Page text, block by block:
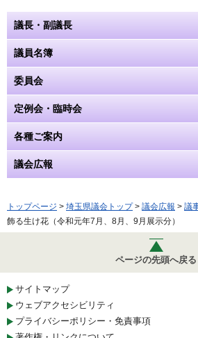
議長・副議長
議員名簿
委員会
定例会・臨時会
各種ご案内
議会広報
トップページ > 埼玉県議会トップ> 議会広報 > 議
飾る生け花（令和元年7月、8月、9月展示分）
ページの先頭へ戻る
サイトマップ
ウェブアクセシビリティ
プライバシーポリシー・免責事項